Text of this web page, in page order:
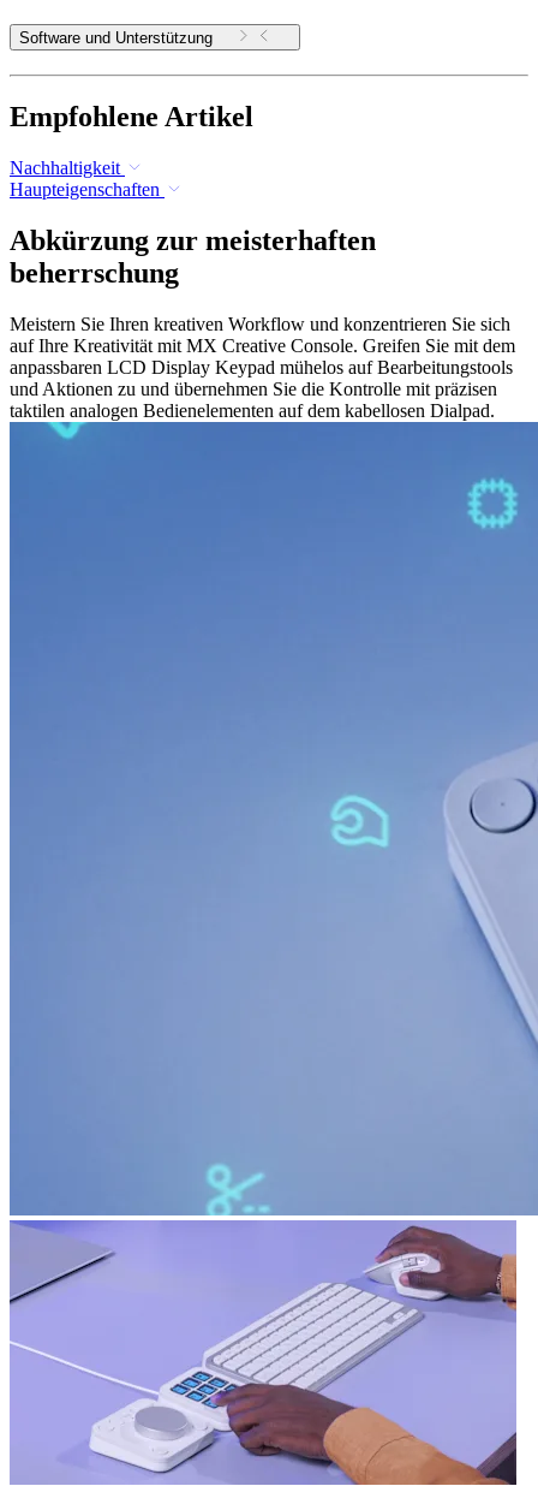
Software und Unterstützung
Empfohlene Artikel
Nachhaltigkeit
Haupteigenschaften
Abkürzung zur meisterhaften
beherrschung
Meistern Sie Ihren kreativen Workflow und konzentrieren Sie sich
auf Ihre Kreativität mit MX Creative Console. Greifen Sie mit dem
anpassbaren LCD Display Keypad mühelos auf Bearbeitungstools
und Aktionen zu und übernehmen Sie die Kontrolle mit präzisen
taktilen analogen Bedienelementen auf dem kabellosen Dialpad.